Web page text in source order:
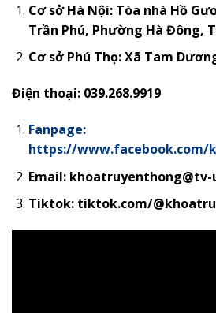
Cơ sở Hà Nội: Tòa nhà Hồ
Trần Phú, Phường Hà Đông,
Cơ sở Phú Thọ:Xã Tam
Điện thoại: 039.268.9919
Fanpage:
https://
Email: khoatruyenthong@tv-
Tiktok: tiktok.com/